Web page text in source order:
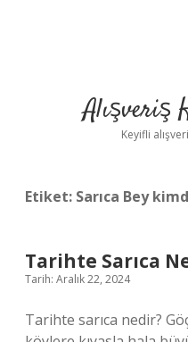
Alışveriş
Keyifli
Etiket: Sarıca Bey
Tarihte Sarıca
Tarih: Aralık 22, 2024
Tarihte sarıca nedir?